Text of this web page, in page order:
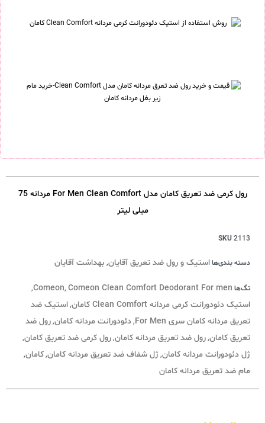
رول کرمی ضد تعریق کامان مدل For Men Clean Comfort مردانه 75
میلی لیتر
SKU2113
دسته بندی‌هااستیک و رول ضد تعریق آقایان, بهداشت آقایان
تگ‌ها Comeon, Comeon Clean Comfort Deodorant For men
,
استیک دئودورانت کرمی مردانه Clean Comfort کامان ,استیک ضد
تعریق مردانه کامان سری For Men
,دئودورانت مردانه کامان,رول ضد
تعریق کامان,رول ضد تعریق مردانه کامان,رول کرمی ضد تعریق کامان,
ژل دئودورانت مردانه کامان, ژل شفاف ضد تعریق مردانه کامان,کامان,
مام ضد تعریق مردانه کامان